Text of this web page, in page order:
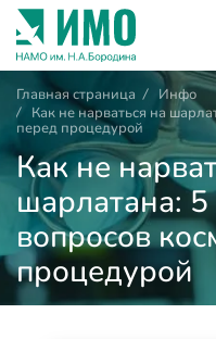
Главная страница /
Инфо
/
Как не нарваться на
перед процедурой
Как не
шарлатана:
вопросов
процедурой